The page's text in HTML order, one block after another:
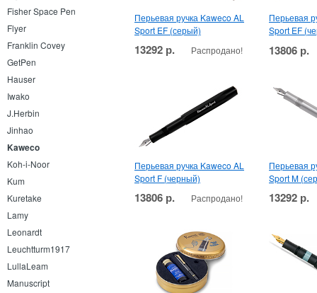
Fisher Space Pen
Flyer
Franklin Covey
GetPen
Hauser
Iwako
J.Herbin
Jinhao
Kaweco
Koh-i-Noor
Kum
Kuretake
Lamy
Leonardt
Leuchtturm1917
LullaLeam
Manuscript
Перьевая ручка Kaweco AL
Sport EF (серый)
13292 р. Распродано!
Перьевая
Sport EF
13806 р.
Перьевая ручка Kaweco AL
Sport F (черный)
13806 р. Распродано!
Перьевая
Sport M
13292 р.